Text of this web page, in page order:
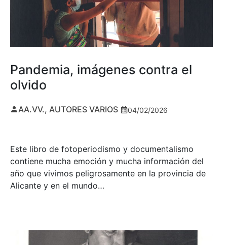
Pandemia, imágenes contra el
olvido
AA.VV., AUTORES VARIOS 04/02/2026
Este libro de fotoperiodismo y documentalismo
contiene mucha emoción y mucha información del
año que vivimos peligrosamente en la provincia de
Alicante y en el mundo…